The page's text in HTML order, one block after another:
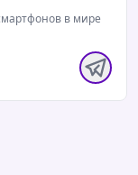
в мире